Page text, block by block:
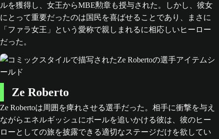
ルを獲得し、女王からMBE勲章も授与された。しかし、彼女
にとって重要だったのは国民を喜ばせることであり、まさに
「ファラ女王」という愛称で親しまれるに相応しいヒーロー
だった。
Ze Roberto
Ze Robertoは周囲を痺れさせる選手だった。相手に衝撃を与え
ながらエネルギッシュにボールを追いかける彼は、彼のヒー
ローとしての旅を披露できる適切なステージだけを欲してい